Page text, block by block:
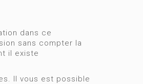
dans ce
sans compter la
il existe
Il vous est possible